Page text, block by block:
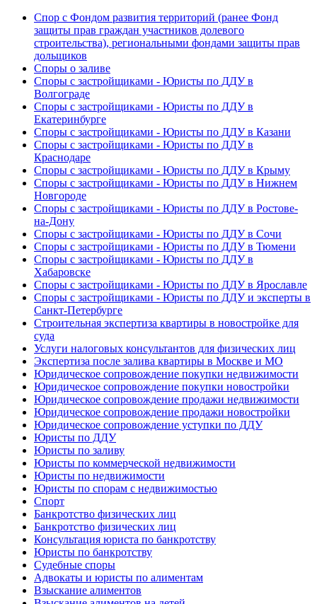
Спор с Фондом развития территорий (ранее Фонд
защиты прав граждан участников долевого
строительства), региональными фондами защиты прав
дольщиков
Споры о заливе
Споры с застройщиками - Юристы по ДДУ в
Волгограде
Споры с застройщиками - Юристы по ДДУ в
Екатеринбурге
Споры с застройщиками - Юристы по ДДУ в Казани
Споры с застройщиками - Юристы по ДДУ в
Краснодаре
Споры с застройщиками - Юристы по ДДУ в Крыму
Споры с застройщиками - Юристы по ДДУ в Нижнем
Новгороде
Споры с застройщиками - Юристы по ДДУ в Ростове-
на-Дону
Споры с застройщиками - Юристы по ДДУ в Сочи
Споры с застройщиками - Юристы по ДДУ в Тюмени
Споры с застройщиками - Юристы по ДДУ в
Хабаровске
Споры с застройщиками - Юристы по ДДУ в Ярославле
Споры с застройщиками - Юристы по ДДУ и эксперты в
Санкт-Петербурге
Строительная экспертиза квартиры в новостройке для
суда
Услуги налоговых консультантов для физических лиц
Экспертиза после залива квартиры в Москве и МО
Юридическое сопровождение покупки недвижимости
Юридическое сопровождение покупки новостройки
Юридическое сопровождение продажи недвижимости
Юридическое сопровождение продажи новостройки
Юридическое сопровождение уступки по ДДУ
Юристы по ДДУ
Юристы по заливу
Юристы по коммерческой недвижимости
Юристы по недвижимости
Юристы по спорам с недвижимостью
Спорт
Банкротство физических лиц
Банкротство физических лиц
Консультация юриста по банкротству
Юристы по банкротству
Судебные споры
Адвокаты и юристы по алиментам
Взыскание алиментов